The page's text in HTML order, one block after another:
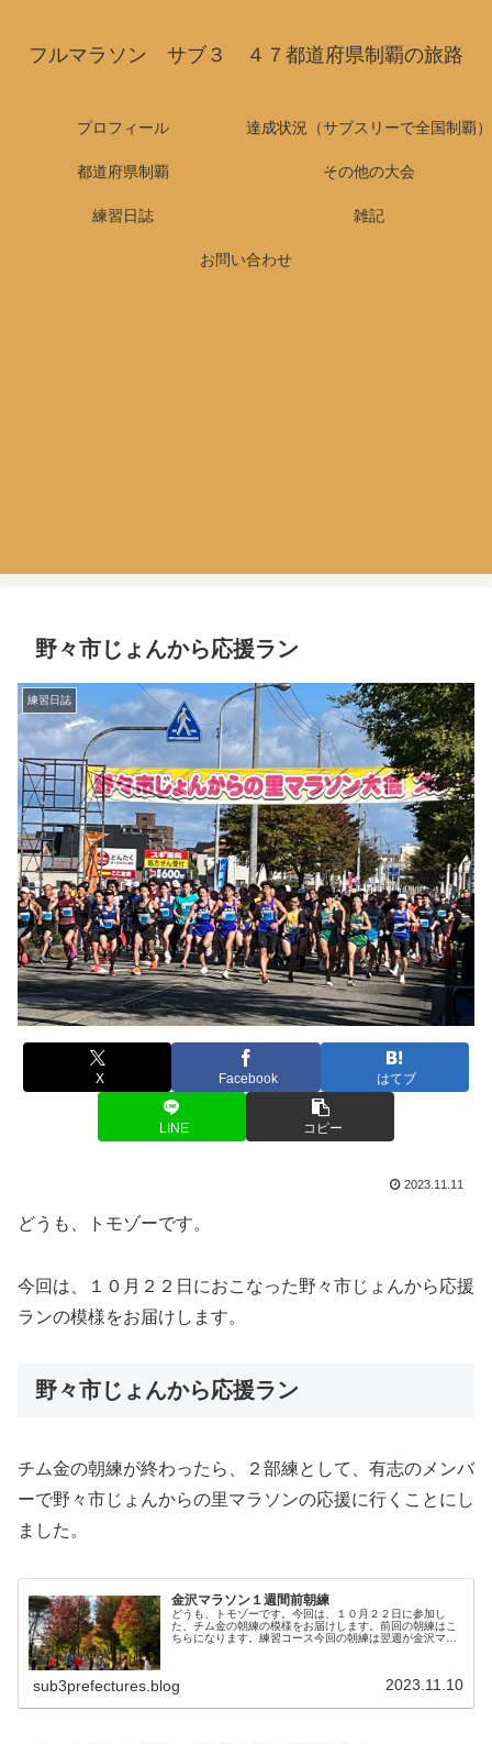
フルマラソン サブ３ ４７都道府県制覇の旅路
プロフィール 達成状況（サブスリーで全国制覇）
都道府県制覇 その他の大会
練習日誌 雑記
お問い合わせ
野々市じょんから応援ラン
練習日誌
X Facebook はてブ
LINE コピー
2023.11.11
どうも、トモゾーです。
今回は、１０月２２日におこなった野々市じょんから応援
ランの模様をお届けします。
野々市じょんから応援ラン
チム金の朝練が終わったら、２部練として、有志のメンバ
ーで野々市じょんからの里マラソンの応援に行くことにし
ました。
金沢マラソン１週間前朝練
どうも、トモゾーです。今回は、１０月２２日に参加し
た、チム金の朝練の模様をお届けします。前回の朝練はこ
ちらになります。練習コース今回の朝練は翌週が金沢マラ
sub3prefectures.blog 2023.11.10